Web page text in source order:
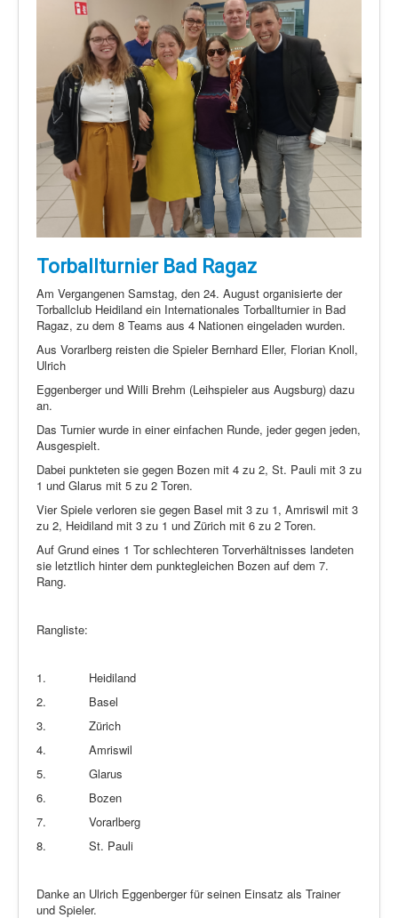
Torballturnier Bad Ragaz
Am Vergangenen Samstag, den 24. August organisierte der
Torballclub Heidiland ein Internationales Torballturnier in Bad
Ragaz, zu dem 8 Teams aus 4 Nationen eingeladen wurden.
Aus Vorarlberg reisten die Spieler Bernhard Eller, Florian Knoll,
Ulrich
Eggenberger und Willi Brehm (Leihspieler aus Augsburg) dazu
an.
Das Turnier wurde in einer einfachen Runde, jeder gegen jeden,
Ausgespielt.
Dabei punkteten sie gegen Bozen mit 4 zu 2, St. Pauli mit 3 zu
1 und Glarus mit 5 zu 2 Toren.
Vier Spiele verloren sie gegen Basel mit 3 zu 1, Amriswil mit 3
zu 2, Heidiland mit 3 zu 1 und Zürich mit 6 zu 2 Toren.
Auf Grund eines 1 Tor schlechteren Torverhältnisses landeten
sie letztlich hinter dem punktegleichen Bozen auf dem 7.
Rang.
Rangliste:
1.
Heidiland
2.
Basel
3.
Zürich
4.
Amriswil
5.
Glarus
6.
Bozen
7.
Vorarlberg
8.
St. Pauli
Danke an Ulrich Eggenberger für seinen Einsatz als Trainer
und Spieler.